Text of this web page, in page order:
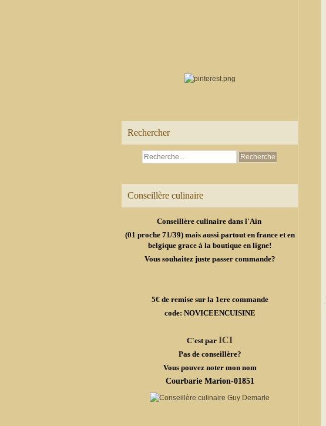
Rechercher
Conseillère culinaire
Conseillère culinaire dans l'Ain
(01 proche 71/39) mais aussi partout en france et en
belgique grace à la boutique en ligne!
Vous souhaitez juste passer commande?
5€ de remise sur la 1ere commande
code: NOVICEENCUISINE
C'est par ICI
Pas de conseillère?
Vous pouvez noter mon nom
Courbarie Marion-01851